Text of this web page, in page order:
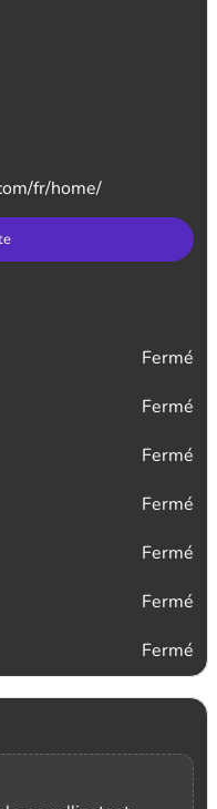
fr/home/
Fermé
Fermé
Fermé
Fermé
Fermé
Fermé
Fermé